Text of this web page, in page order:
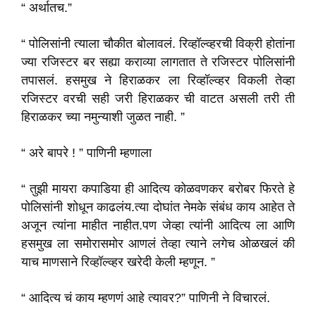
“ अर्थातच.”
“ पोलिसांनी त्याला चौकीत बोलावलं. रिव्हॉल्व्हरची विक्री होतांना
ज्या रजिस्टर बर सह्या कराव्या लागतात ते रजिस्टर पोलिसांनी
तपासलं.हसमुख ने हिराळकर ला रिव्हॉल्व्हर विकली तेव्हा
रजिस्टर वरची सही जरी हिराळकर ची वाटत असली तरी ती
हिराळकर च्या नमुन्याशी जुळत नाही. ”
“ अरे बापरे ! ” पाणिनी म्हणाला
“ तुझी मायरा कपाडिया ही आदित्य कोळवणकर बरोबर फिरते हे
पोलिसांनी शोधून काढलंय.त्या दोघांत नेमके संबंध काय आहेत ते
अजून त्यांना माहीत नाहीत.पण जेव्हा त्यांनी आदित्य ला आणि
हसमुख ला समोरासमोर आणलं तेव्हा त्याने लगेच ओळखलं की
याच माणसाने रिव्हॉल्व्हर खरेदी केली म्हणून. ”
“ आदित्य चं काय म्हणणं आहे त्यावर?” पाणिनी ने विचारलं.